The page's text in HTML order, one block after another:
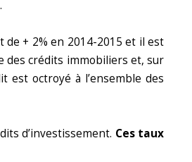
+ 2% en 2014-2015 et il est
des crédits immobiliers et, sur
est octroyé à l’ensemble des
d’investissement. Ces taux